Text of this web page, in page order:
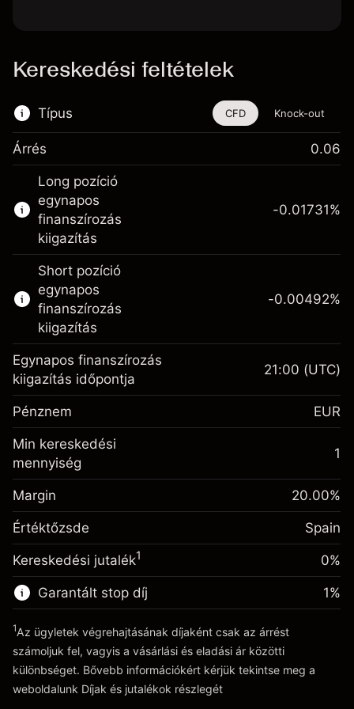
Kereskedési feltételek
Típus
Ez a pénzügyi eszköz CFD-ken és Knock-
outokon keresztül is kereskedhető.
Bővebb információk:
CFD-k
Knock-outok
CFD Knock-out
Árrés 0.06
Long pozíció
egynapos
finanszírozás
kiigazítás
Fedezet. A befektetése
€1,000.00
Egynapos finanszírozás
kiigazítás
A pozíció teljes értékéből
származó díjak
-0.017307
%
Ügyletméret tőkeáttétellel ~€5,000.00
Tőkeáttételből származó pénz ~
€4,000.00
Ugrás a platformra
-0.01731%
Short pozíció
egynapos
finanszírozás
kiigazítás
Fedezet. A befektetése
Egynapos finanszírozás
kiigazítás
A pozíció teljes értékéből
származó díjak
-0.004915
%
(-€0.25)
Ügyletméret tőkeáttétellel ~
Tőkeáttételből származó pénz ~
Ugrás a platformra
-0.00492%
Egynapos finanszírozás
kiigazítás időpontja
21:00 (UTC)
Pénznem EUR
Min kereskedési
mennyiség
1
Margin 20.00%
Értéktőzsde Spain
Kereskedési jutalék1 0%
Garantált stop díj
Díjak és jutalékokrészlegét
1%
1Az ügyletek végrehajtásának díjaként csak az árrést
számoljuk fel, vagyis a vásárlási és eladási ár közötti
különbséget. Bővebb információkért kérjük tekintse meg a
weboldalunk Díjak és jutalékok részlegét